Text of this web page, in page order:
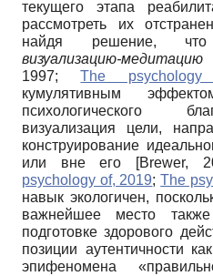
текущего этапа
рассмотреть их
найдя решение, что
визуализацию-
1997;The
кумулятивным
психологического
визуализация цели,
конструирование
или вне его
[Brewer,
psychology of, 2019;The
навык экологичен,
важнейшее место
подготовке здорового
позиции аутентичности
эпифеномена